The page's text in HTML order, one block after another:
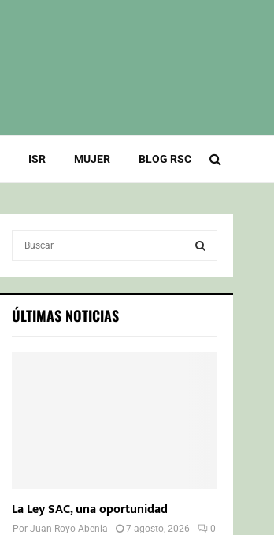
ISR MUJER BLOG RSC
c
h
S
ÚLTIMAS NOTICIAS
La Ley SAC, una oportunidad
PorJuan Royo Abenia 7 agosto, 2026 0